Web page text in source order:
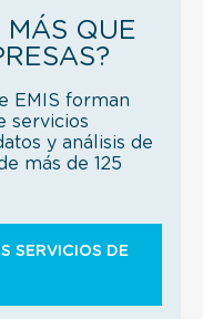
MÁS QUE
EMIS forman
servicios
y análisis de
más de 125
SERVICIOS DE